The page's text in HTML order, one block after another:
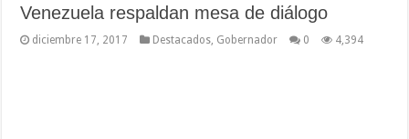
Venezuela respaldan mesa de diálogo
diciembre 17, 2017 Destacados, Gobernador 0 4,394